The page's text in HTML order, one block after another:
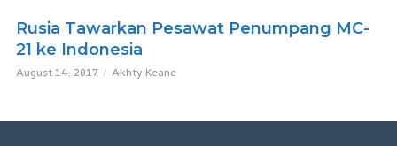
Rusia Tawarkan Pesawat Penumpang MC-
21 ke Indonesia
August 14, 2017 Akhty Keane